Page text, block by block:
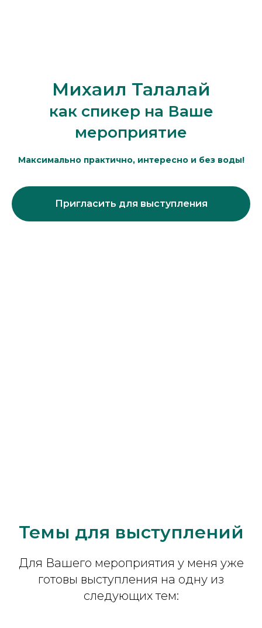
Михаил Талалай
как спикер на Ваше
мероприятие
Максимально практично, интересно и без воды!
Пригласить для выступления
Темы для выступлений
Для Вашего мероприятия у меня уже
готовы выступления на одну из
следующих тем: